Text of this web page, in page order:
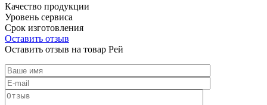
Качество продукции
Уровень сервиса
Срок изготовления
Оставить отзыв
Оставить отзыв на товар Рей